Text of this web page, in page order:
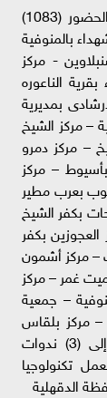
4- نفذ المعهد (64) ندوة إرشادية بإجمالى عدد الحضور (1083)
بالمنوفية
- مركز
الناعوره
بمديرية
– مركز الشيخ
– مركز دمرو
– مركز
بعرب مطير
بكفر الشيخ
بكفر
– مركز أشمون
غمر – مركز
– جمعية
مركز بلقاس
بالدقهلية - مركز بهيدة بميت غمر ) بالإضافة إلى (3) ندوات
تكنولوجيا
الدقهلية